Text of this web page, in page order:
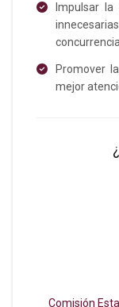
Impulsar
Promover
mejor
Comisión